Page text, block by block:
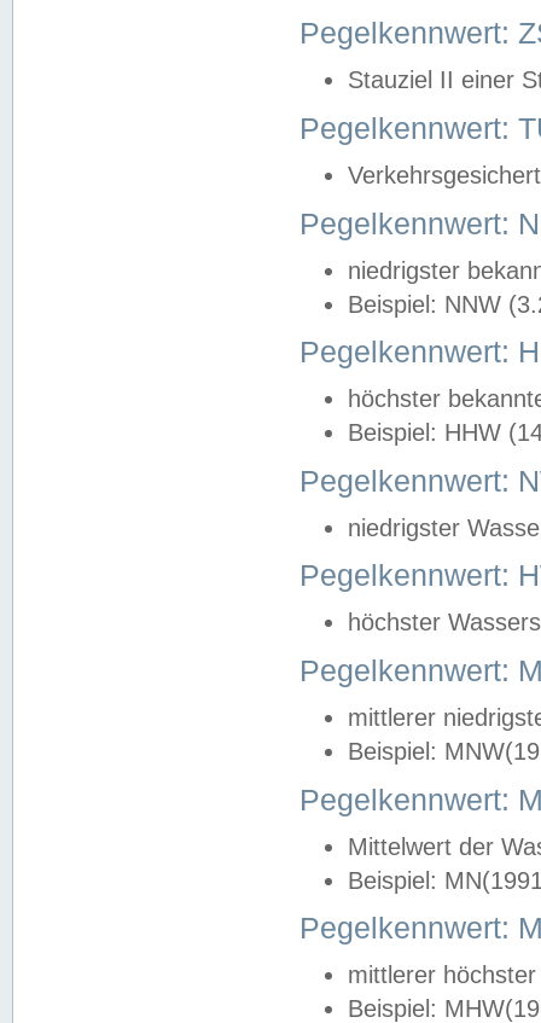
Pegelkennwert:
Stauziel II einer
Pegelkennwert:
Pegelkennwert:
niedrigster
Beispiel: NNW
Pegelkennwert:
höchster
Beispiel: HHW
Pegelkennwert:
niedrigster
Pegelkennwert:
höchster
Pegelkennwert:
mittlerer
Beispiel:
Pegelkennwert:
Mittelwert der
Beispiel:
Pegelkennwert:
mittlerer
Beispiel: